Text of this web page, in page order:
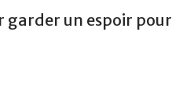
garder un espoir pour